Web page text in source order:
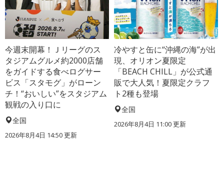
今週末開幕！Ｊリーグのス
タジアムグルメ約2000店舗
をガイドする食べログサー
ビス「スタモグ」がローン
チ！“おいしい”をスタジアム
観戦の入り口に
全国
2026年8月4日 14:50更新
冷やすと缶に“沖縄の海”が出
現、オリオン夏限定
「BEACH CHILL」が公式通
販で大人気！夏限定クラフ
ト2種も登場
全国
2026年8月4日 11:00更新